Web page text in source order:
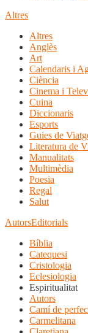
Altres
Altres
Anglès
Art
Calendaris i
Ciència
Cinema i
Cuina
Diccionaris
Esports
Guies de
Literatura de
Manualitats
Multimèdia
Poesia
Regal
Salut
AutorsEditorials
Bíblia
Catequesi
Cristologia
Eclesiologia
Espiritualitat
Autors
Camí de
Carmelitana